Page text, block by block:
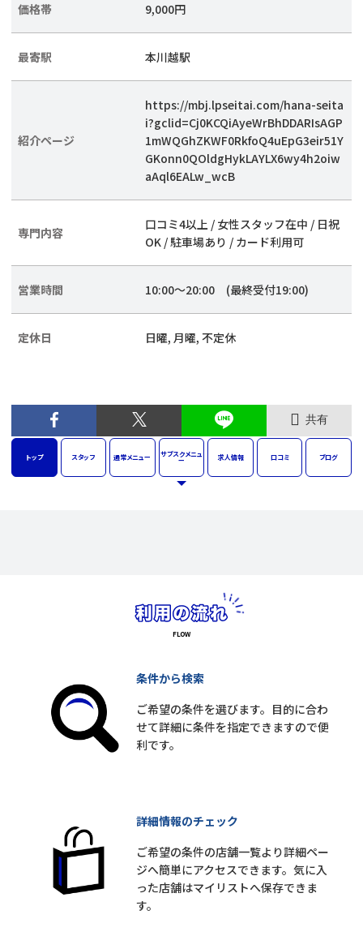
価格帯 9,000円
最寄駅 本川越駅
紹介ページ
https://mbj.lpseitai.com/hana-seita
i?gclid=Cj0KCQiAyeWrBhDDARIsAGP
1mWQGhZKWF0RkfoQ4uEpG3eir51Y
GKonn0QOldgHykLAYLX6wy4h2oiw
aAql6EALw_wcB
専門内容
口コミ4以上 / 女性スタッフ在中 / 日祝
OK / 駐車場あり / カード利用可
営業時間 10:00～20:00 (最終受付19:00)
定休日 日曜, 月曜, 不定休
共有
トップ スタッフ 通常メニュー サブスクメニュ
ー 求人情報 口コミ ブログ
条件から検索
ご希望の条件を選びます。目的に合わ
せて詳細に条件を指定できますので便
利です。
詳細情報のチェック
ご希望の条件の店舗一覧より詳細ペー
ジへ簡単にアクセスできます。気に入
った店舗はマイリストへ保存できま
す。